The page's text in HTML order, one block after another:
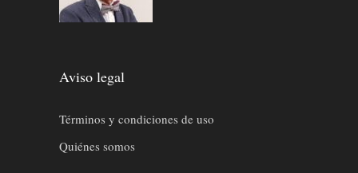
Aviso legal
Términos y condiciones de uso
Quiénes somos